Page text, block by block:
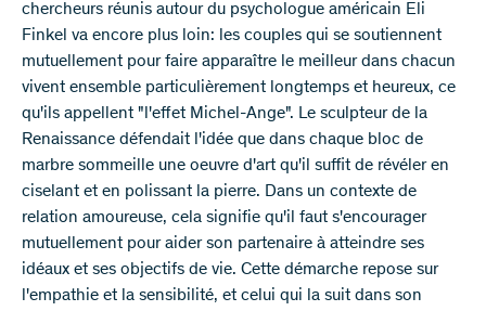
chercheurs réunis autour du psychologue américain Eli
Finkel va encore plus loin: les couples qui se soutiennent
mutuellement pour faire apparaître le meilleur dans chacun
vivent ensemble particulièrement longtemps et heureux, ce
qu'ils appellent "l'effet Michel-Ange". Le sculpteur de la
Renaissance défendait l'idée que dans chaque bloc de
marbre sommeille une oeuvre d'art qu'il suffit de révéler en
ciselant et en polissant la pierre. Dans un contexte de
relation amoureuse, cela signifie qu'il faut s'encourager
mutuellement pour aider son partenaire à atteindre ses
idéaux et ses objectifs de vie. Cette démarche repose sur
l'empathie et la sensibilité, et celui qui la suit dans son